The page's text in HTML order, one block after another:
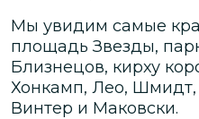
Мы увидим самые
площадь Звезды,
Близнецов, кирху
Хонкамп, Лео, Шмидт,
Винтер и Маковски.